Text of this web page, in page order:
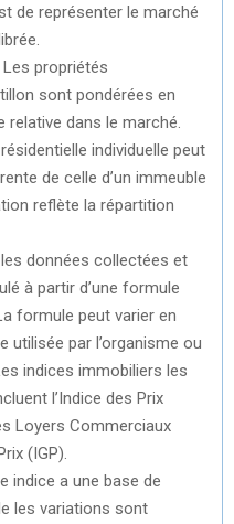
de représenter le marché
propriétés
sont pondérées en
dans le marché.
individuelle peut
de celle d’un immeuble
reflète la répartition
données collectées et
à partir d’une formule
formule peut varier en
par l’organisme ou
indices immobiliers les
l’Indice des Prix
Loyers Commerciaux
(IGP).
indice a une base de
les variations sont